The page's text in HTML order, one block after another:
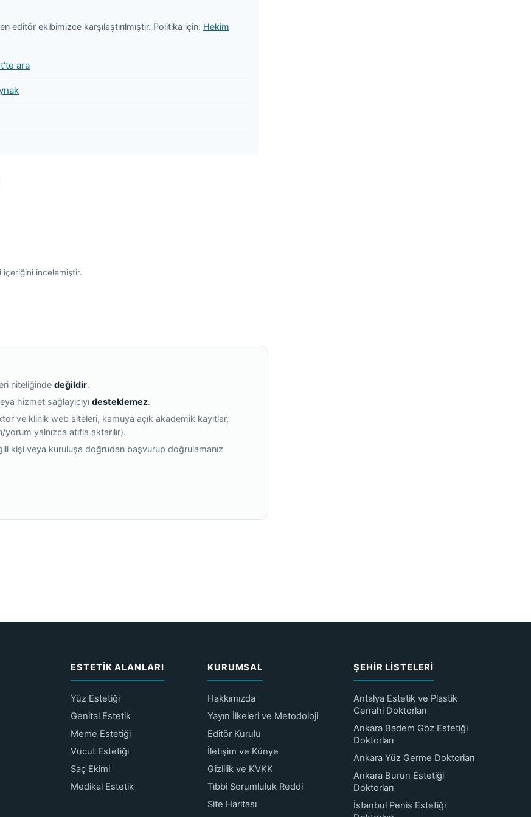
ekibimizce karşılaştırılmıştır. Politika için: Hekim
ara
içeriğini incelemiştir.
niteliğinde değildir.
hizmet sağlayıcıyı desteklemez.
ve klinik web siteleri, kamuya açık akademik kayıtlar,
yalnızca atıfla aktarılır).
kişi veya kuruluşa doğrudan başvurup doğrulamanız
ESTETIK ALANLARI
Yüz Estetiği
Genital Estetik
Meme Estetiği
Vücut Estetiği
Saç Ekimi
Medikal Estetik
KURUMSAL
Hakkımızda
Yayın İlkeleri ve Metodoloji
Editör Kurulu
İletişim ve Künye
Gizlilik ve KVKK
Tıbbi Sorumluluk Reddi
Site Haritası
ŞEHIR LISTELERI
Antalya Estetik ve Plastik
Cerrahi Doktorları
Ankara Badem Göz Estetiği
Doktorları
Ankara Yüz Germe Doktorları
Ankara Burun Estetiği
Doktorları
İstanbul Penis Estetiği